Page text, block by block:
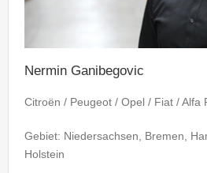
Nermin Ganibegovic
Citroën / Peugeot / Opel / Fiat / Alfa
Gebiet: Niedersachsen, Bremen,
Holstein